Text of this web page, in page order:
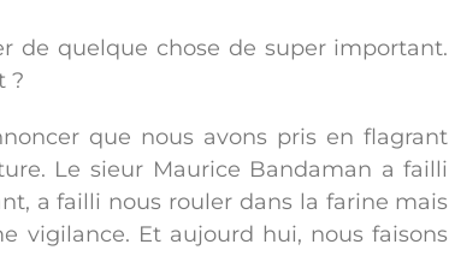
de quelque chose de super important.
?
que nous avons pris en flagrant
Le sieur Maurice Bandaman a failli
a failli nous rouler dans la farine mais
vigilance. Et aujourd hui, nous faisons